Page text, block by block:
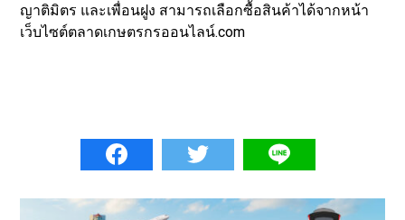
ญาติมิตร และเพื่อนฝูง สามารถเลือกซื้อสินค้าได้จากหน้า
เว็บไซต์ตลาดเกษตรกรออนไลน์.com